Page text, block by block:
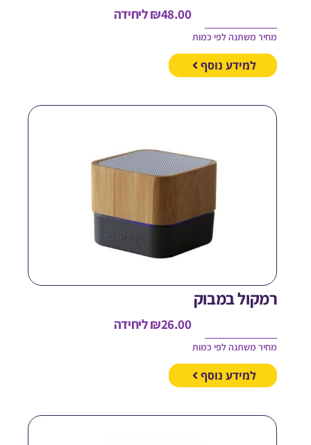
₪ליחידה
משתנה לפי כמות
למידע נוסף
במבוק
₪ליחידה
משתנה לפי כמות
למידע נוסף